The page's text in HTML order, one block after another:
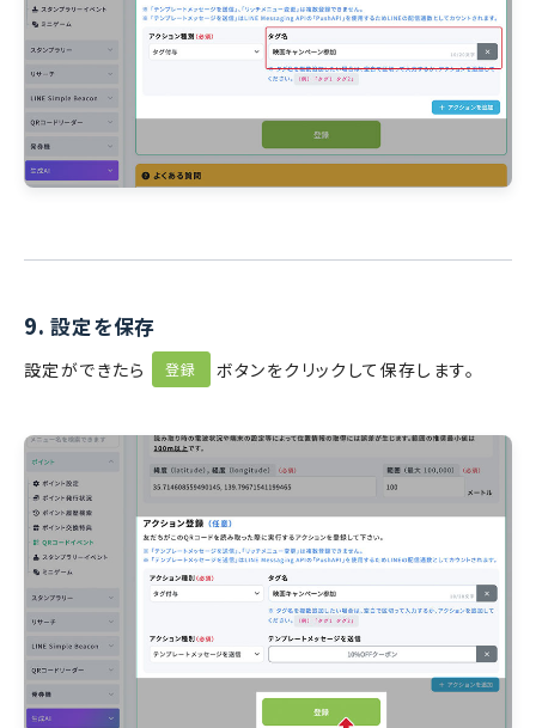
9. 設定を保存
設定ができたら 登録 ボタンをクリックして保存します。